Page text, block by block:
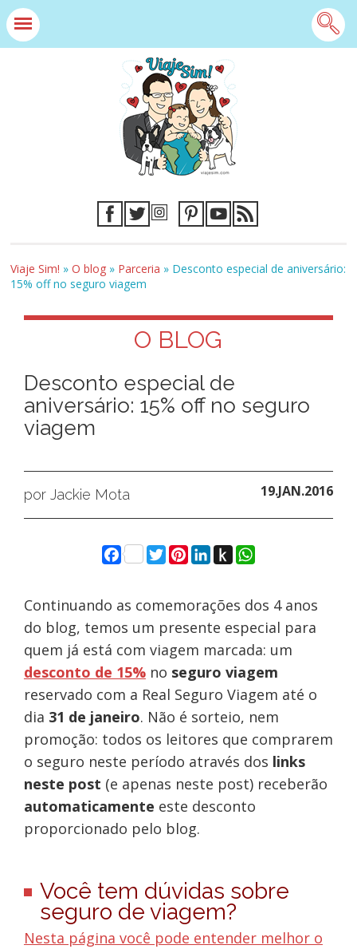
Viaje Sim! »O blog » Parceria » Desconto especial de aniversário:
15% off no seguro viagem
O BLOG
Desconto especial de
aniversário: 15% off no seguro
viagem
por Jackie Mota 19.JAN.2016
Facebook
Twitter
Pinterest
LinkedIn
Push
to
WhatsApp
Continuando as comemorações dos 4 anos
do blog, temos um presente especial para
quem já está com viagem marcada: um
desconto de 15%no seguro viagem
reservado com a Real Seguro Viagem até o
dia 31 de janeiro. Não é sorteio, nem
promoção: todos os leitores que comprarem
o seguro neste período através dos links
neste post (e apenas neste post) receberão
automaticamente este desconto
proporcionado pelo blog.
Você tem dúvidas sobre
seguro de viagem?
Nesta página você pode entender melhor o